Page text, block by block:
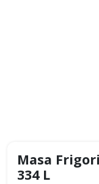
Masa
334 L